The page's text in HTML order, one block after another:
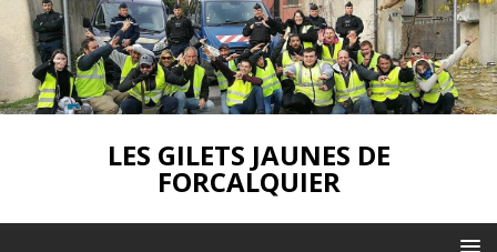
LES GILETS JAUNES DE
FORCALQUIER